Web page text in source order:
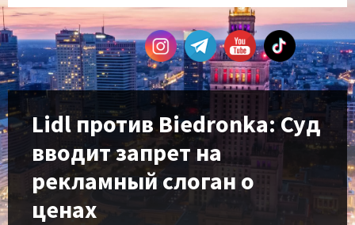
Lidl против Biedronka: Суд
вводит запрет на
рекламный слоган о
ценах